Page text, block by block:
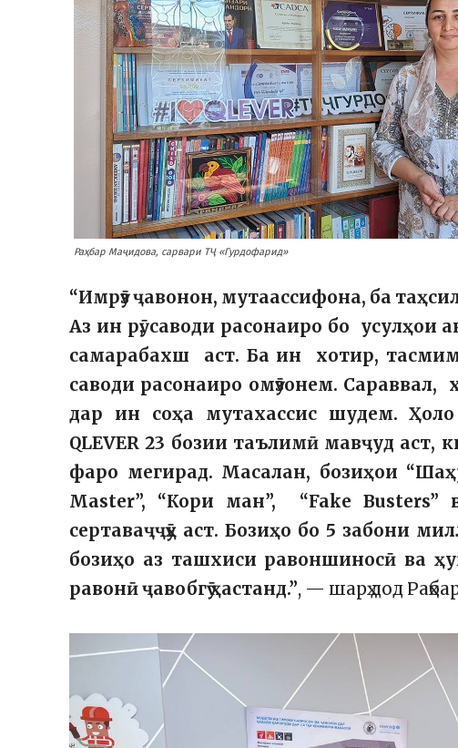
Раҳбар Маҷидова, сарвари ТҶ «Гурдофарид»
“Имрӯз ҷавонон, мутаассифона, ба
Аз ин рӯ, саводи расонаиро бо усулҳои
самарабахш аст. Ба ин хотир,
саводи расонаиро омӯзонем.
дар ин соҳа мутахассис шудем.
QLEVER 23 бозии таълимӣ мавҷуд аст,
фаро мегирад. Масалан, бозиҳои
Master”, “Кори ман”, “Fake
сертаваҷҷӯҳ аст. Бозиҳо бо 5 забони
бозиҳо аз ташхиси равоншиносӣ ва
равонӣ ҷавобгӯ ҳастанд.”, — шарҳ дод